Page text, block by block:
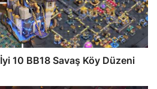
10 BB18 Savaş Köy Düzeni